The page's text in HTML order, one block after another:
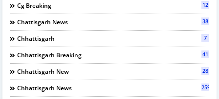
Cg Breaking 12
Chattisgarh News 38
Chhattisgarh 7
Chhattisgarh Breaking 41
Chhattisgarh New 28
Chhattisgarh News 2597